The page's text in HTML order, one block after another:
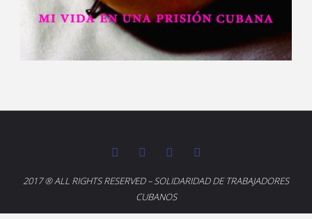
2017 ® ALL RIGHTS RESERVED – SOLIDARIDAD DE TRABAJADORES
CUBANOS